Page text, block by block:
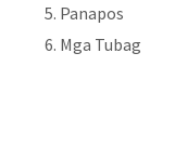
Panapos
Mga Tubag